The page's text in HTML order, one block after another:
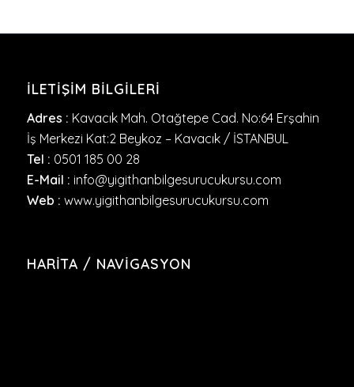
İLETIŞIM BILGILERI
Adres : Kavacık Mah. Otağtepe Cad. No:64 Erşahin
İş Merkezi Kat:2 Beykoz – Kavacık / İSTANBUL
Tel : 0501 185 00 28
E-Mail : info@yigithanbilgesurucukursu.com
Web : www.yigithanbilgesurucukursu.com
HARITA / NAVIGASYON